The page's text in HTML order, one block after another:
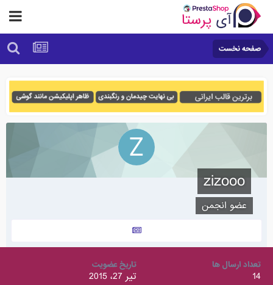
صفحه نخست
zizooo
عضو انجمن
تعداد ارسال ها
14
تاریخ عضویت
تیر 27، 2015